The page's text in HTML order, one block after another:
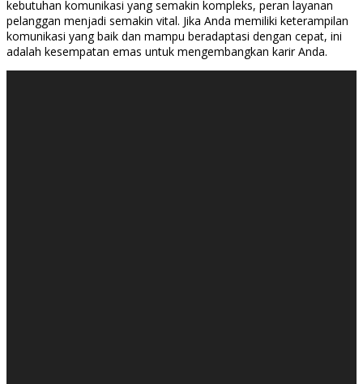
kebutuhan komunikasi yang semakin kompleks, peran layanan
pelanggan menjadi semakin vital. Jika Anda memiliki keterampilan
komunikasi yang baik dan mampu beradaptasi dengan cepat, ini
adalah kesempatan emas untuk mengembangkan karir Anda.